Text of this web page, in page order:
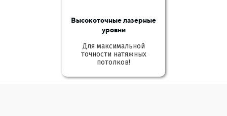
Высокоточные лазерные
уровни
Для максимальной
точности натяжных
потолков!